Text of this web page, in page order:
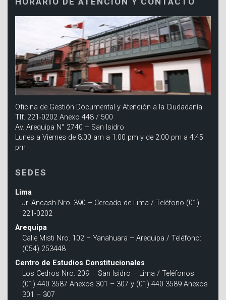
Oficina de Gestión Documental y Atención a la Ciudadanía
Tlf. 221-0202 Anexo 448 / 500
Av. Arequipa N° 2740 – San Isidro
Lunes a Viernes de 8:00 am a 1:00 pm y de 2:00 pm a 4:45
pm
SEDES
Lima
Jr. Ancash Nro. 390 – Cercado de Lima / Teléfono (01)
221-0202
Arequipa
Calle Misti Nro. 102 – Yanahuara – Arequipa / Teléfono:
(054) 253448
Centro de Estudios Constitucionales
Los Cedros Nro. 209 – San Isidro – Lima / Teléfonos:
(01) 440 3587 Anexos 301 – 307 y (01) 440 3589 Anexos
301 – 307